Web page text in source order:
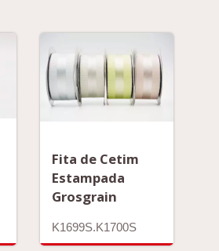
Fita de Cetim
Estampada
Grosgrain
K1699S.K1700S